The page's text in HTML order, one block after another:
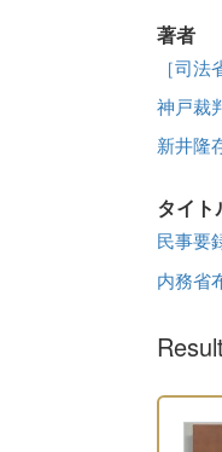
著者
［司法
神戸裁
新井隆
タイト
民事要
内務省